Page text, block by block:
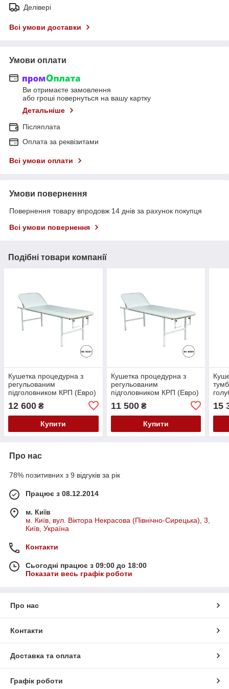
Делівері
Всі умови доставки
Умови оплати
Ви отримаєте замовлення
або гроші повернуться на вашу картку
Детальніше
Післяплата
Оплата за реквізитами
Всі умови оплати
Умови повернення
Повернення товару впродовж 14 днів за рахунок покупця
Всі умови повернення
Подібні товари компанії
Кушетка процедурна з
регульованим
підголовником КРП (Евро)
12 600 ₴
Купити
Кушетка процедурна з
регульованим
підголовником КРП (Евро)
11 500₴
Купити
15
Про нас
78% позитивних з 9 відгуків за рік
Працює з 08.12.2014
м. Київ
м. Київ, вул. Віктора Некрасова (Північно-Сирецька), 3,
Київ, Україна
Контакти
Сьогодні працює з 09:00 до 18:00
Показати весь графік роботи
Про нас
Контакти
Доставка та оплата
Графік роботи